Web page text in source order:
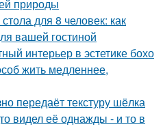
природы
для 8 человек: как
вашей гостиной
интерьер в эстетике бохо
жить медленнее,
передаёт текстуру шёлка
видел её однажды - и то в